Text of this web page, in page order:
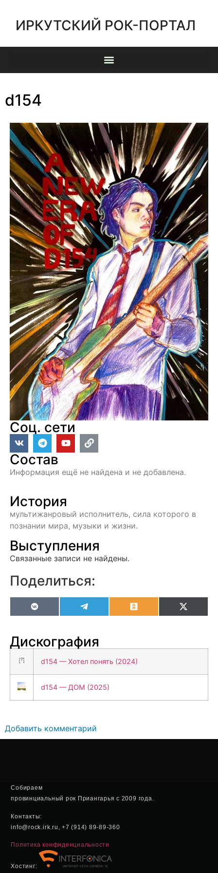
ИРКУТСКИЙ РОК-ПОРТАЛ
d154
Соц. сети
Состав
Информация ещё не найдена и не добавлена.
История
мультижанровый исполнитель, сила которого в
познании мира, музыки и жизни.
Выступления
Связанные записи не найдены.
Поделиться:
VK OdnoklassnikiX
Дискография
d154 — Хотел понять (2024)
d154 — ДОМ (2025)
Добавить комментарий
Собираем
провинциальный рок Приангарья с 2009 года.
Контакты:
info@rock.irk.ru, +7 (914) 89-89-360
Политика конфиденциальности
Хостинг: